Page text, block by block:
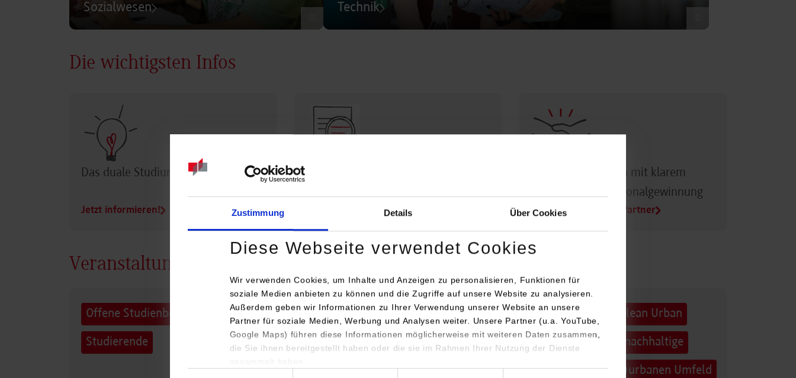
Zustimmung Details Über Cookies
Diese Webseite verwendet Cookies
Wir verwenden Cookies, um Inhalte und Anzeigen zu personalisieren, Funktionen für
soziale Medien anbieten zu können und die Zugriffe auf unsere Website zu analysieren.
Außerdem geben wir Informationen zu Ihrer Verwendung unserer Website an unsere
Partner für soziale Medien, Werbung und Analysen weiter. Unsere Partner (u.a. YouTube,
Google Maps) führen diese Informationen möglicherweise mit weiteren Daten zusammen,
die Sie ihnen bereitgestellt haben oder die sie im Rahmen Ihrer Nutzung der Dienste
Sozialwesen Technik
Die wichtigsten Infos
Das duale Studium im Überblick
Jetzt informieren! Profil der DHBW Stuttgart
Dualer Partner sein mit klarem
Vorteil bei der Personalgewinnung
Alle Infos für Duale Partner
Veranstaltungen
Offene Studienberatung für
Studierende
INDIS-Infoveranstaltung für
Studierende
Technologietag: Clean Urban
Transportation – nachhaltige
Mobilität im (sub)urbanen Umfeld